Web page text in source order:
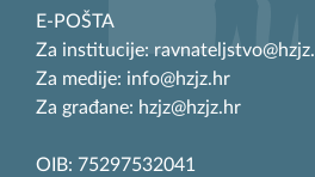
E-POŠTA
Za institucije:
Za medije: info@hzjz.hr
Za građane: hzjz@hzjz.hr
OIB: 75297532041